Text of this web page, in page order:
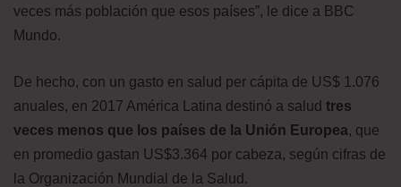
veces más población que esos países”, le dice a BBC
Mundo.
De hecho, con un gasto en salud per cápita de US$ 1.076
anuales, en 2017 América Latina destinó a salud tres
veces menos que los países de la Unión Europea, que
en promedio gastan US$3.364 por cabeza, según cifras de
la Organización Mundial de la Salud.